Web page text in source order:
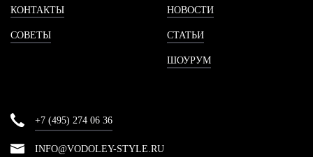
КОНТАКТЫ
СОВЕТЫ
НОВОСТИ
СТАТЬИ
ШОУРУМ
+7 (495) 274 06 36
INFO@VODOLEY-STYLE.RU